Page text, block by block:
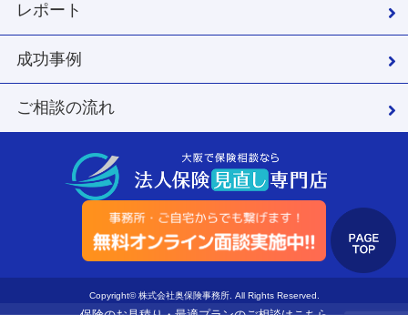
レポート
成功事例
ご相談の流れ
Copyright© 株式会社奥保険事務所. All Rights Reserved.